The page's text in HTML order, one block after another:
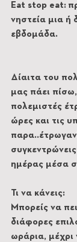
Eat stop eat:
νηστεία μια ή
εβδομάδα.
Δίαιτα του
μας πάει
πολεμιστές
ώρες και τις
ημέρας μέσα
Τι να κάνεις:
Μπορείς να
διάφορες
ωράρια, μέχρι